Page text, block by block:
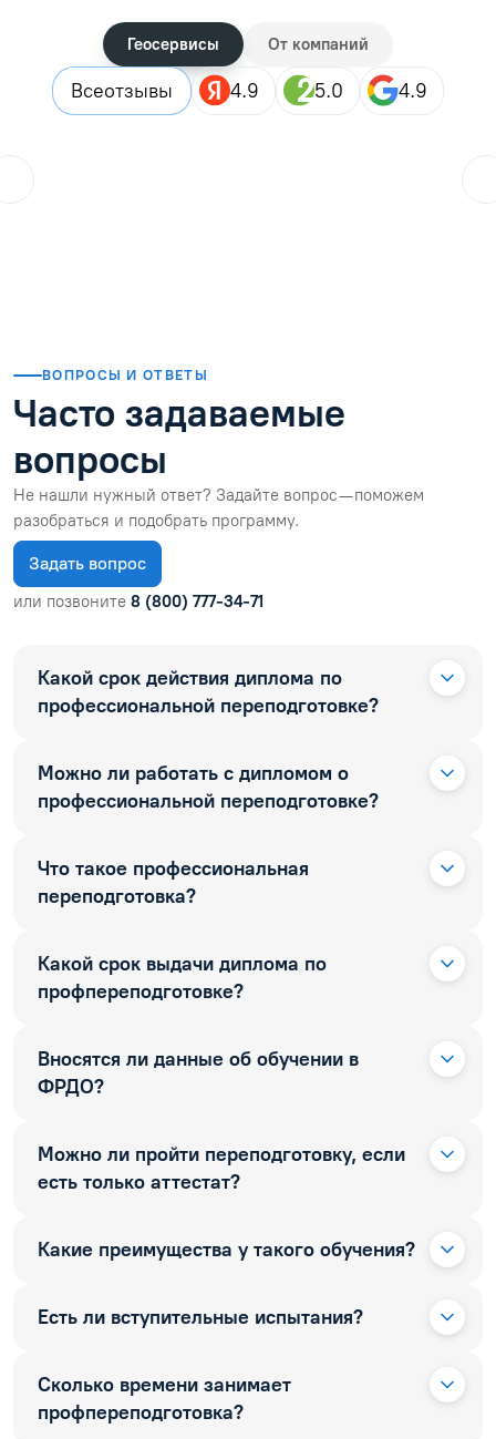
Геосервисы От компаний
Всеотзывы 4.9 5.0 4.9
ВОПРОСЫ И ОТВЕТЫ
Часто задаваемые
вопросы
Не нашли нужный ответ? Задайте вопрос — поможем
разобраться и подобрать программу.
Задать вопрос
или позвоните 8 (800) 777-34-71
Какой срок действия диплома по
профессиональной переподготовке?
Можно ли работать с дипломом о
профессиональной переподготовке?
Что такое профессиональная
переподготовка?
Какой срок выдачи диплома по
профпереподготовке?
Вносятся ли данные об обучении в
ФРДО?
Можно ли пройти переподготовку, если
есть только аттестат?
Какие преимущества у такого обучения?
Есть ли вступительные испытания?
Сколько времени занимает
профпереподготовка?